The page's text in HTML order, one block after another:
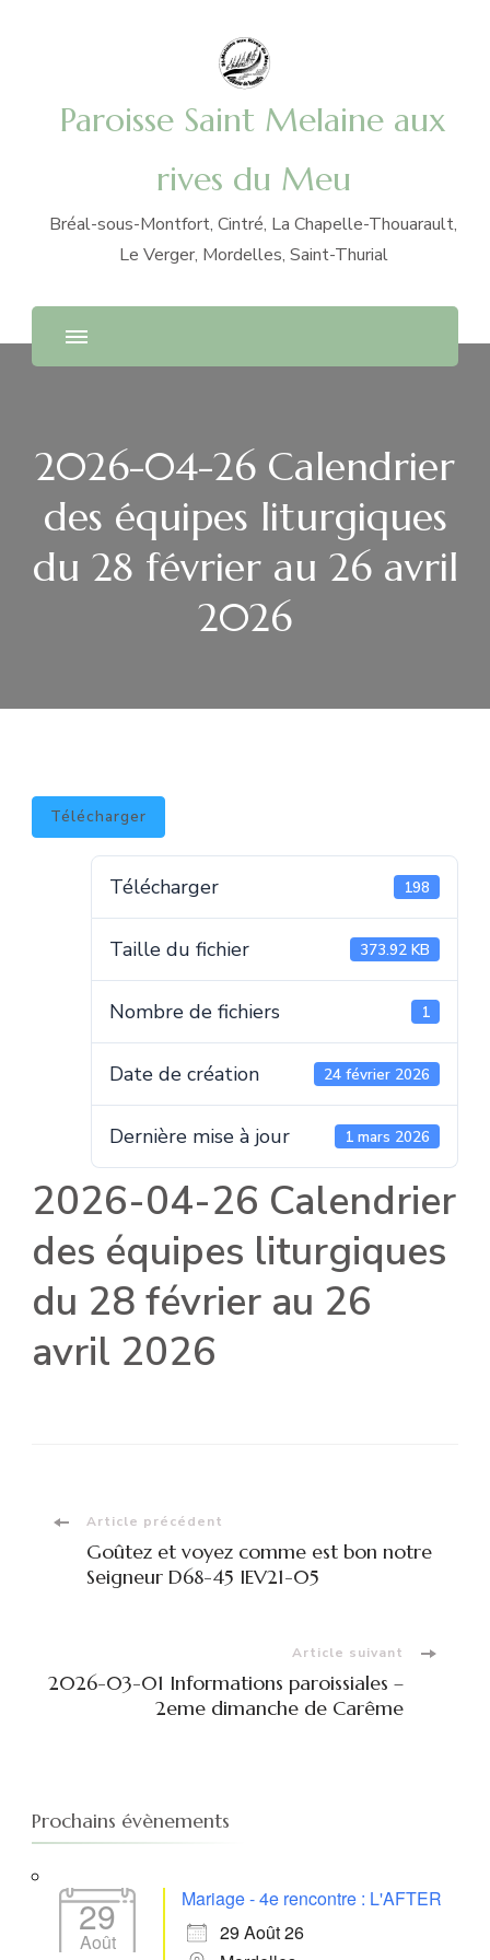
Paroisse Saint Melaine aux
rives du Meu
Bréal-sous-Montfort, Cintré, La Chapelle-Thouarault,
Le Verger, Mordelles, Saint-Thurial
2026-04-26 Calendrier
des équipes liturgiques
du 28 février au 26 avril
2026
Télécharger
Télécharger 198
Taille du fichier 373.92 KB
Nombre de fichiers 1
Date de création 24 février 2026
Dernière mise à jour 1 mars 2026
2026-04-26 Calendrier
des équipes liturgiques
du 28 février au 26
avril 2026
Navigation
d'article
Article précédent
Goûtez et voyez comme est bon notre
Seigneur D68-45 IEV21-05
Article suivant
2026-03-01 Informations paroissiales –
2eme dimanche de Carême
Prochains évènements
29
Août
Mariage - 4e rencontre : L'AFTER
29 Août 26